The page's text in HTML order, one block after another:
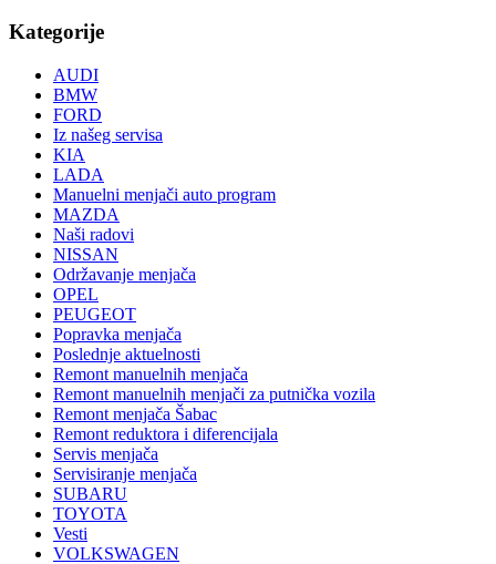
Kategorije
AUDI
BMW
FORD
Iz našeg servisa
KIA
LADA
Manuelni menjači auto program
MAZDA
Naši radovi
NISSAN
Održavanje menjača
OPEL
PEUGEOT
Popravka menjača
Poslednje aktuelnosti
Remont manuelnih menjača
Remont manuelnih menjači za putnička vozila
Remont menjača Šabac
Remont reduktora i diferencijala
Servis menjača
Servisiranje menjača
SUBARU
TOYOTA
Vesti
VOLKSWAGEN